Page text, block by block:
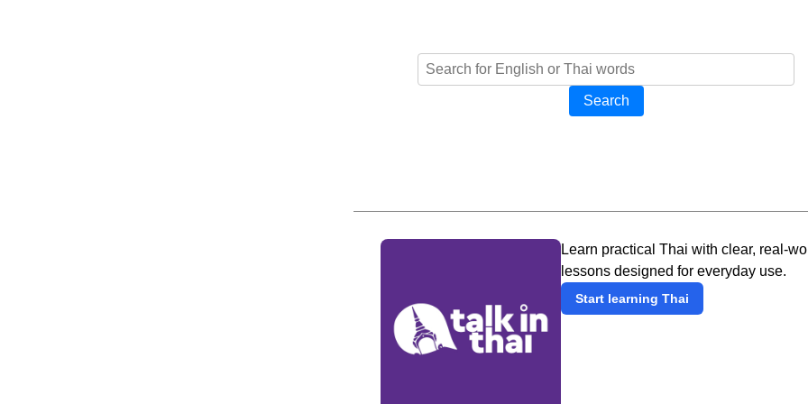
Search
Learn practical Thai with clear, real-
lessons designed for everyday use.
Start learning Thai